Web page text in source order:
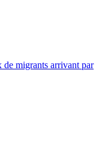
de migrants arrivant par